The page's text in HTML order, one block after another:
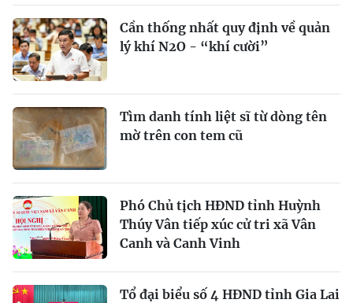
Cần thống nhất quy định về quản
lý khí N2O - “khí cười”
Tìm danh tính liệt sĩ từ dòng tên
mờ trên con tem cũ
Phó Chủ tịch HĐND tỉnh Huỳnh
Thúy Vân tiếp xúc cử tri xã Vân
Canh và Canh Vinh
Tổ đại biểu số 4 HĐND tỉnh Gia Lai